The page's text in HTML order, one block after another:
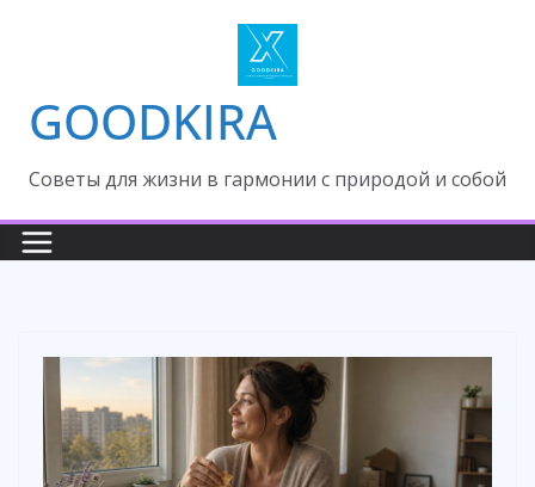
GOODKIRA
Cоветы для жизни в гармонии с природой и собой